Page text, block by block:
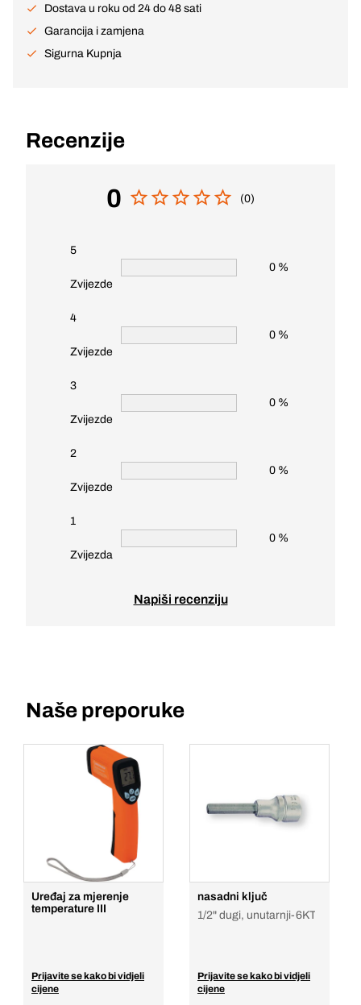
Dostava u roku od 24 do 48 sati
Garancija i zamjena
Sigurna Kupnja
Recenzije
0 (0)
5
Zvijezde
0 %
4
Zvijezde
0 %
3
Zvijezde
0 %
2
Zvijezde
0 %
1
Zvijezda
0 %
Napiši recenziju
Naše preporuke
Uređaj za mjerenje
temperature III
Prijavite se kako bi vidjeli
cijene
nasadni ključ
1/2" dugi, unutarnji-6KT
Prijavite se kako bi vidjeli
cijene